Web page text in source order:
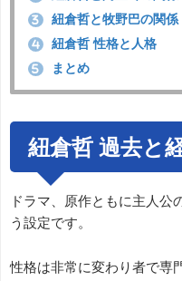
3 紐倉哲と牧野巴の関係
4 紐倉哲 性格と人格
5 まとめ
紐倉哲 過去と
ドラマ、原作ともに主人公
う設定です。
性格は非常に変わり者で専